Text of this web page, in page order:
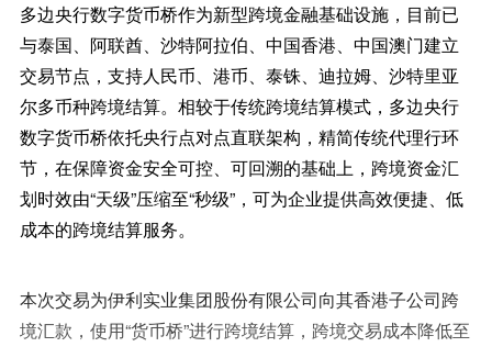
多边央行数字货币桥作为新型跨境金融基础设施，目前已
与泰国、阿联酋、沙特阿拉伯、中国香港、中国澳门建立
交易节点，支持人民币、港币、泰铢、迪拉姆、沙特里亚
尔多币种跨境结算。相较于传统跨境结算模式，多边央行
数字货币桥依托央行点对点直联架构，精简传统代理行环
节，在保障资金安全可控、可回溯的基础上，跨境资金汇
划时效由“天级”压缩至“秒级”，可为企业提供高效便捷、低
成本的跨境结算服务。
本次交易为伊利实业集团股份有限公司向其香港子公司跨
境汇款，使用“货币桥”进行跨境结算，跨境交易成本降低至